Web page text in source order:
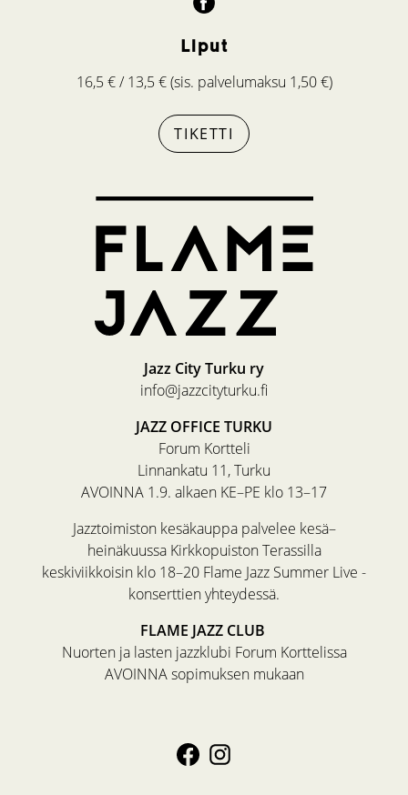
Liput
16,5 € / 13,5 € (sis. palvelumaksu 1,50 €)
TIKETTI
Jazz City Turku ry
info@jazzcityturku.fi
JAZZ OFFICE TURKU
Forum Kortteli
Linnankatu 11, Turku
AVOINNA 1.9. alkaen KE–PE klo 13–17
Jazztoimiston kesäkauppa palvelee kesä–
heinäkuussa Kirkkopuiston Terassilla
keskiviikkoisin klo 18–20 Flame Jazz Summer Live -
konserttien yhteydessä.
FLAME JAZZ CLUB
Nuorten ja lasten jazzklubi Forum Korttelissa
AVOINNA sopimuksen mukaan